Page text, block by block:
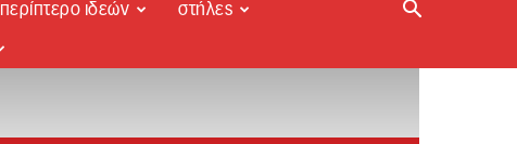
περίπτερο ιδεών στήλες